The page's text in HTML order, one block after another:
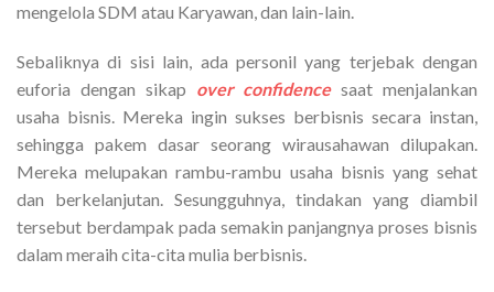
mengelola SDM atau Karyawan, dan lain-lain.
Sebaliknya di sisi lain, ada personil yang terjebak dengan
euforia dengan sikap over confidencesaat menjalankan
usaha bisnis. Mereka ingin sukses berbisnis secara instan,
sehingga pakem dasar seorang wirausahawan dilupakan.
Mereka melupakan rambu-rambu usaha bisnis yang sehat
dan berkelanjutan. Sesungguhnya, tindakan yang diambil
tersebut berdampak pada semakin panjangnya proses bisnis
dalam meraih cita-cita mulia berbisnis.